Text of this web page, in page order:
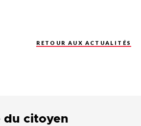
RETOUR AUX ACTUALITÉS
du citoyen